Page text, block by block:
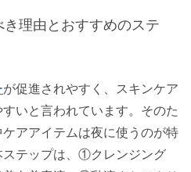
理由とおすすめのステ
が促進されやすく、スキンケア
いと言われています。そのた
アアイテムは夜に使うのが特
ステップは、①クレンジング